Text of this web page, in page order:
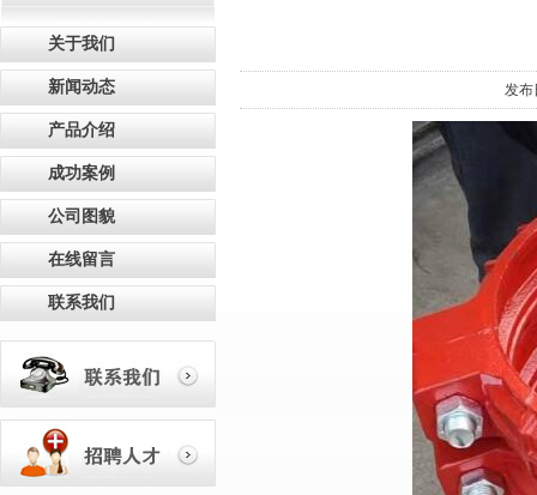
关于我们
新闻动态
产品介绍
成功案例
公司图貌
在线留言
联系我们
发布